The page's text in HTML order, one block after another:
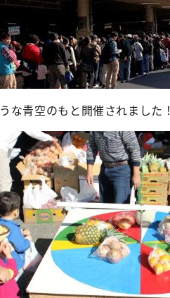
な青空のもと開催されました！